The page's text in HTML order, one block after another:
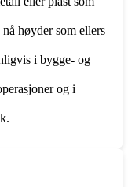
høyder som ellers
i bygge- og
og i